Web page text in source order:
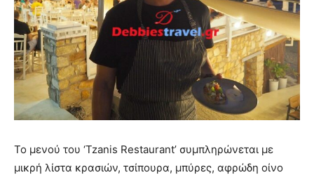
Το μενού του ‘Tzanis Restaurant’ συμπληρώνεται με
μικρή λίστα κρασιών, τσίπουρα, μπύρες, αφρώδη οίνο